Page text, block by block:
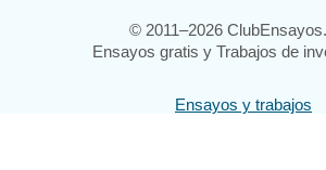
© 2011–2026
Ensayos gratis y Trabajos de
Ensayos y trabajos